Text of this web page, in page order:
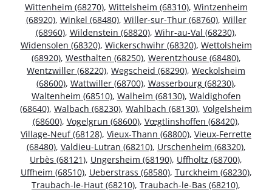
Wittenheim (68270), Wittelsheim (68310), Wintzenheim
(68920), Winkel (68480), Willer-sur-Thur (68760), Willer
(68960), Wildenstein (68820), Wihr-au-Val (68230),
Widensolen (68320), Wickerschwihr (68320), Wettolsheim
(68920), Westhalten (68250), Werentzhouse (68480),
Wentzwiller (68220), Wegscheid (68290), Weckolsheim
(68600), Wattwiller (68700), Wasserbourg (68230),
Waltenheim (68510), Walheim (68130), Waldighofen
(68640), Walbach (68230), Wahlbach (68130), Volgelsheim
(68600), Vogelgrun (68600), Vœgtlinshoffen (68420),
Village-Neuf (68128), Vieux-Thann (68800), Vieux-Ferrette
(68480), Valdieu-Lutran (68210), Urschenheim (68320),
Urbès (68121), Ungersheim (68190), Uffholtz (68700),
Uffheim (68510), Ueberstrass (68580), Turckheim (68230),
Traubach-le-Haut (68210), Traubach-le-Bas (68210),